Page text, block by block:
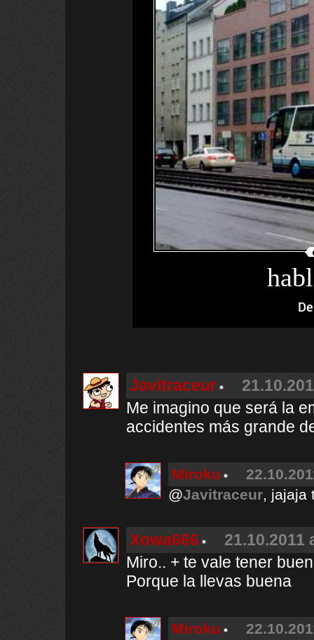
Javitraceur
Me imagino que será la
accidentes más grande
Miroku
@Javitraceur, jajaja
Xowa666
21.10.2011
Miro.. + te vale tener
Porque la llevas buena
Miroku